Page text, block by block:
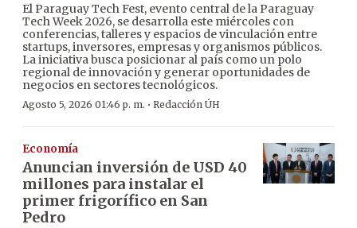
El Paraguay Tech Fest, evento central de la Paraguay
Tech Week 2026, se desarrolla este miércoles con
conferencias, talleres y espacios de vinculación entre
startups, inversores, empresas y organismos públicos.
La iniciativa busca posicionar al país como un polo
regional de innovación y generar oportunidades de
negocios en sectores tecnológicos.
Agosto 5, 2026 01:46 p. m. · Redacción ÚH
Economía
Anuncian inversión de USD 40
millones para instalar el
primer frigorífico en San
Pedro